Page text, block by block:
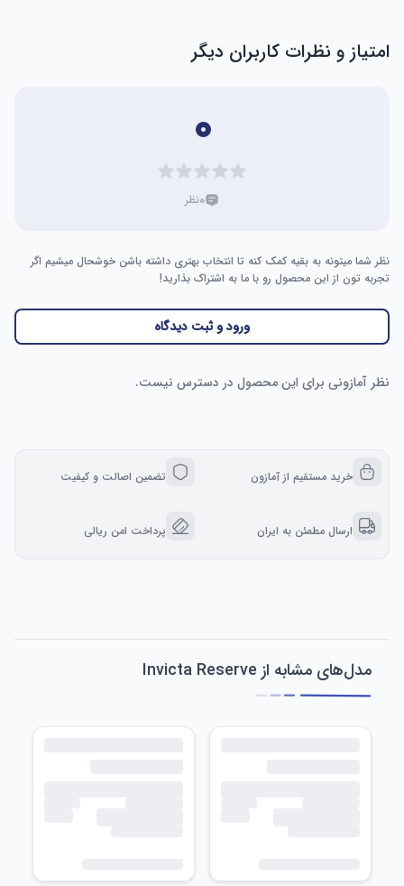
امتیاز و نظرات کاربران دیگر
۰
۰نظر
نظر شما میتونه به بقیه کمک کنه تا انتخاب بهتری داشته باشن خوشحال میشیم اگر
تجربه تون از این محصول رو با ما به اشتراک بذارید!
ورود و ثبت دیدگاه
نظر آمازونی برای این محصول در دسترس نیست.
خرید مستقیم از آمازون تضمین اصالت و کیفیت
ارسال مطمئن به ایران پرداخت امن ریالی
مدل‌های مشابه از Invicta Reserve